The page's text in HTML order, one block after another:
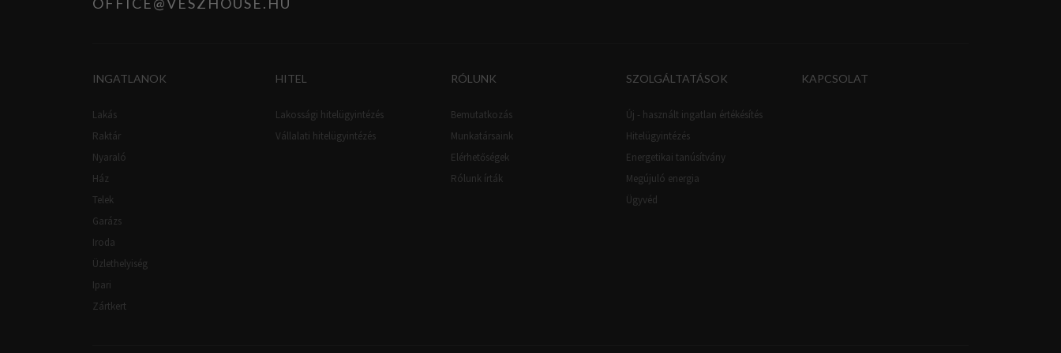
INGATLANOK
Lakás
Raktár
Nyaraló
Ház
Telek
Garázs
Iroda
Üzlethelyiség
Ipari
Zártkert
HITEL
Lakossági hitelügyintézés
Vállalati hitelügyintézés
RÓLUNK
Bemutatkozás
Munkatársaink
Elérhetőségek
Rólunk írták
SZOLGÁLTATÁSOK
Új - használt ingatlan értékésítés
Hitelügyintézés
Energetikai tanúsítvány
Megújuló energia
Ügyvéd
KAPCSOLAT